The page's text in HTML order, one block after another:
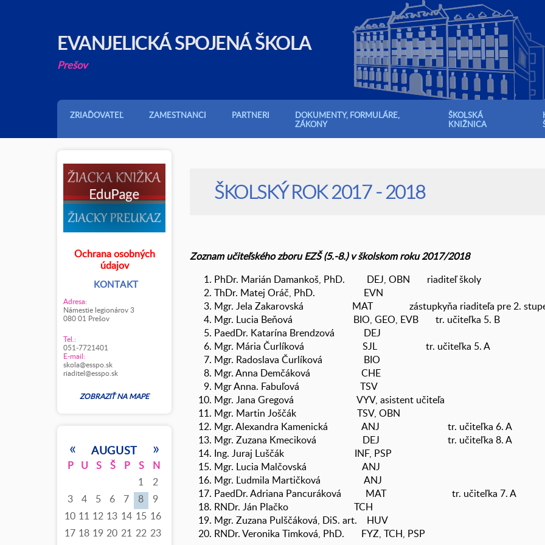
EVANJELICKÁ SPOJENÁ ŠKOLA
Prešov
ZRIAĎOVATEĽ ZAMESTNANCI PARTNERI
DOKUMENTY, FORMULÁRE,
ZÁKONY
ŠKOLSKÁ
KNIŽNICA
Ochrana osobných
údajov
KONTAKT
Adresa:
Námestie legionárov 3
080 01 Prešov
Tel.:
051-7721401
E-mail:
skola@esspo.sk
riaditel@esspo.sk
ZOBRAZIŤ NA MAPE
AUGUST
« »
P U S Š P S
N
1
2
3
4 5 6 7 8
9
10 11 12 13 14 15 16
17 18 19 20 21 22 23
ŠKOLSKÝ ROK 2017 - 2018
Zoznam učiteľského zboru EZŠ (5.-8.) v školskom roku 2017/2018
PhDr. Marián Damankoš, PhD. DEJ, OBN riaditeľ školy
ThDr. Matej Oráč, PhD. EVN
Mgr. Jela Zakarovská MAT zástupkyňa riaditeľa pre 2.
Mgr. Lucia Beňová BIO, GEO, EVB tr. učiteľka 5. B
PaedDr. Katarína Brendzová DEJ
Mgr. Mária Čurlíková SJL tr. učiteľka 5. A
Mgr. Radoslava Čurlíková BIO
Mgr. Anna Demčáková CHE
Mgr Anna. Fabuľová TSV
Mgr. Jana Gregová VYV, asistent učiteľa
Mgr. Martin Joščák TSV, OBN
Mgr. Alexandra Kamenická ANJ tr. učiteľka 6. A
Mgr. Zuzana Kmeciková DEJ tr. učiteľka 8. A
Ing. Juraj Luščák INF, PSP
Mgr. Lucia Malčovská ANJ
Mgr. Ľudmila Martičková ANJ
PaedDr. Adriana Pancuráková MAT tr. učiteľka 7. A
RNDr. Ján Plačko TCH
Mgr. Zuzana Pulščáková, DiS. art. HUV
RNDr. Veronika Timková, PhD. FYZ, TCH, PSP